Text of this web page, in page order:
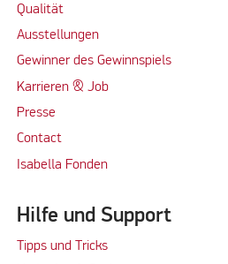
Qualität
Ausstellungen
Gewinner des Gewinnspiels
Karrieren & Job
Presse
Contact
Isabella Fonden
Hilfe und Support
Tipps und Tricks